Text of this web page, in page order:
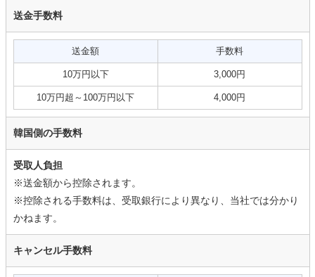
送金手数料
送金額 手数料
10万円以下 3,000円
10万円超～100万円以下 4,000円
韓国側の手数料
受取人負担
※送金額から控除されます。
※控除される手数料は、受取銀行により異なり、当社では分かり
かねます。
キャンセル手数料